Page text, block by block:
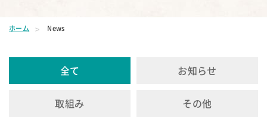
ホーム News
全て お知らせ
取組み その他